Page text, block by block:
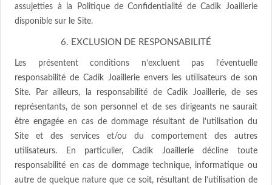
assujetties à la Politique de Confidentialité de Cadik Joaillerie
disponible sur le Site.
6. EXCLUSION DE RESPONSABILITÉ
Les présentent conditions n’excluent pas l’éventuelle
responsabilité de Cadik Joaillerie envers les utilisateurs de son
Site. Par ailleurs, la responsabilité de Cadik Joaillerie, de ses
représentants, de son personnel et de ses dirigeants ne saurait
être engagée en cas de dommage résultant de l’utilisation du
Site et des services et/ou du comportement des autres
utilisateurs. En particulier, Cadik Joaillerie décline toute
responsabilité en cas de dommage technique, informatique ou
autre de quelque nature que ce soit, résultant de l’utilisation de